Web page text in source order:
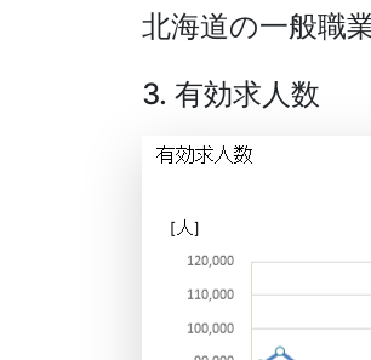
北海道の一般職
3. 有効求人数